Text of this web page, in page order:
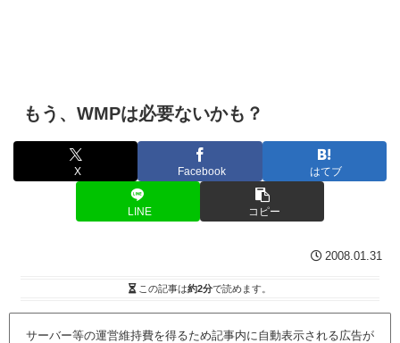
もう、WMPは必要ないかも？
X Facebook はてブ
LINE コピー
2008.01.31
この記事は約2分で読めます。
サーバー等の運営維持費を得るため記事内に自動表示される広告が